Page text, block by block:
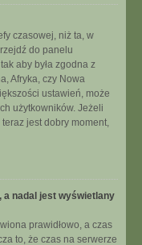
czasowej, niż ta, w
do panelu
aby była zgodna z
Afryka, czy Nowa
ustawień, może
użytkowników. Jeżeli
jest dobry moment,
a nadal jest wyświetlany
prawidłowo, a czas
to, że czas na serwerze